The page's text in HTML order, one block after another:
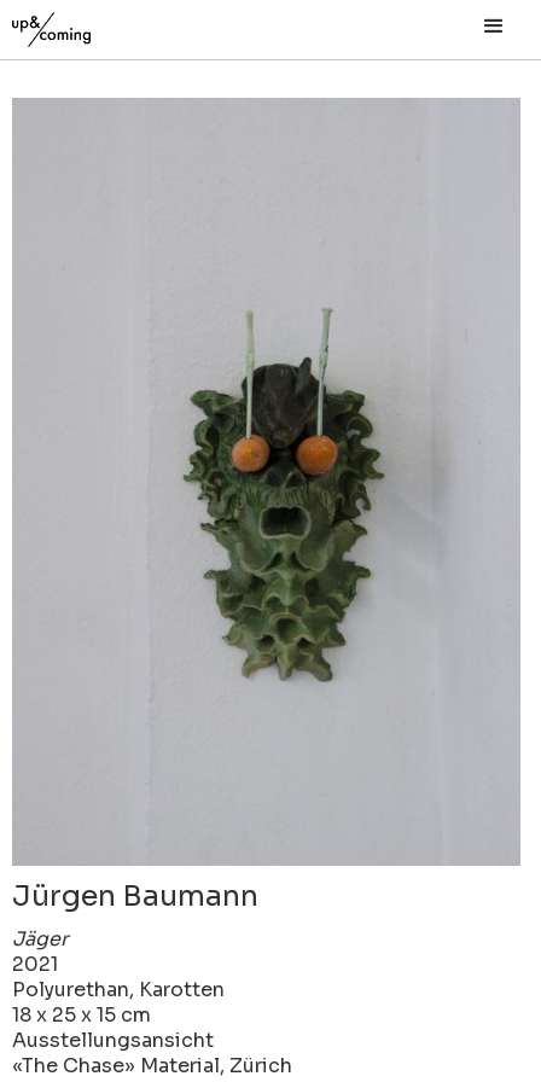
Jürgen Baumann
Jäger
2021
Polyurethan, Karotten
18 x 25 x 15 cm
Ausstellungsansicht
«The Chase» Material, Zürich